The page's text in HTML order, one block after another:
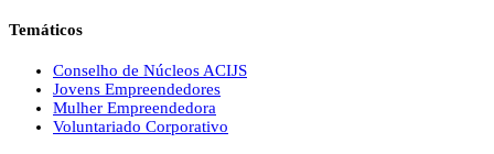
Temáticos
Conselho de Núcleos ACIJS
Jovens Empreendedores
Mulher Empreendedora
Voluntariado Corporativo